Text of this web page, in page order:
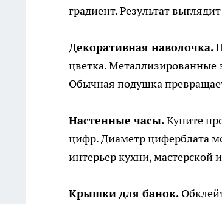
градиент. Результат
Декоративная наволочка.
цветка.
Обычная подушка
Настенные часы.Купите
цифр. Диаметр циферблата
интерьер кухни, мастерской
Крышки для банок.